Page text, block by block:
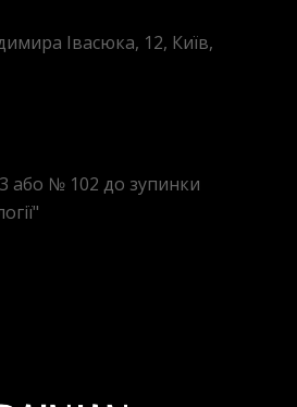
Івасюка, 12, Київ,
або № 102 до зупинки